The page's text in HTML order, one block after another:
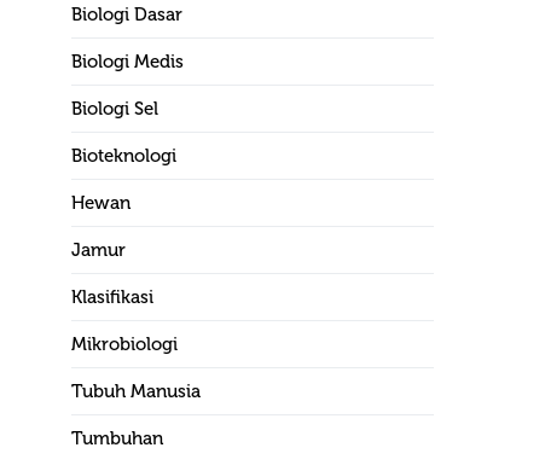
Biologi Dasar
Biologi Medis
Biologi Sel
Bioteknologi
Hewan
Jamur
Klasifikasi
Mikrobiologi
Tubuh Manusia
Tumbuhan